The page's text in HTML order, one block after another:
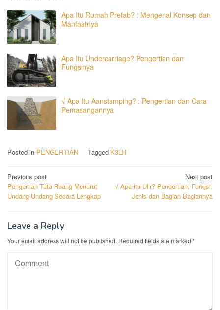
Apa Itu Rumah Prefab? : Mengenal Konsep dan
Manfaatnya
Apa Itu Undercarriage? Pengertian dan
Fungsinya
√ Apa Itu Aanstamping? : Pengertian dan Cara
Pemasangannya
Posted in PENGERTIAN Tagged K3LH
Post
navigation
Previous post
Pengertian Tata Ruang Menurut
Undang-Undang Secara Lengkap
Next post
√ Apa itu Ulir? Pengertian, Fungsi,
Jenis dan Bagian-Bagiannya
Leave a Reply
Your email address will not be published. Required fields are marked *